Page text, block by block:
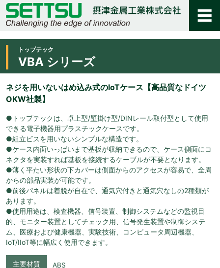
トップテック
VBA シリーズ
ネジを用いないはめ込み式のIoTケース【高品質なドイツ
OKW社製】
●トップテックは、卓上型/壁掛け型/DINレール取付型として使用
できる電子機器用プラスチックケースです。
●組立ビスを用いないシンプルな構造です。
●ケース内面いっぱいまで基板が収納できるので、ケース側面にコ
ネクタを実装すれば基板を接続するケーブルが不要となります。
●薄く平たい形状の下カバーは側面からのアクセスが容易で、全周
からの部品実装が可能です。
●前後パネルは着脱が自在で、通気穴付きと通気穴なしの2種類が
あります。
●使用用途は、検査機器、信号装置、制御システムなどの監視目
的、モニター装置としてチェック用、信号発生装置や制御システ
ム、医療および健康機器、実験技術、コンピュータ周辺機器、
IoT/IIoT等に幅広く使用できます。
主要材質 ABS